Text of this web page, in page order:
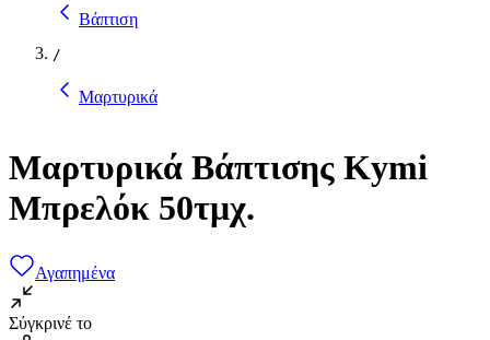
Βάπτιση
/
Μαρτυρικά
Μαρτυρικά Βάπτισης Κymi
Μπρελόκ 50τμχ.
Αγαπημένα
Σύγκρινέ το